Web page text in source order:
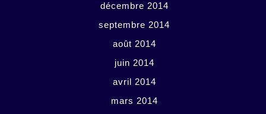
décembre 2014
septembre 2014
août 2014
juin 2014
avril 2014
mars 2014